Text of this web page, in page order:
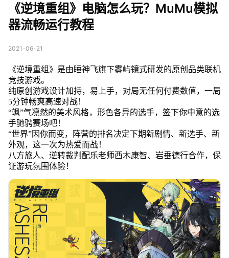
《逆境重组》电脑怎么玩？MuMu模拟
器流畅运行教程
2021-06-21
《逆境重组》是由睡神飞旗下雾屿镜式研发的原创品类联机
竞技游戏。
纯原创游戏设计加持，易上手，对局无任何付费数值，一局
5分钟畅爽高速对战！
“飒”气凛然的美术风格，形色各异的选手，签下你中意的选
手驰骋赛场吧！
“世界”因你而变，阵营的排名决定下期新剧情、新选手、新
外观，这一次为热爱而战！
八方旅人、逆转裁判配乐老师西木康智、岩垂德行合作，保
证游玩氛围体验！